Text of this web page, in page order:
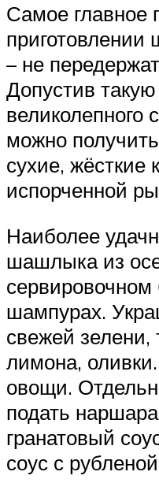
Самое главное
– не
Допустив
великолепного
можно
сухие, жёсткие
испорченной
Наиболее
шашлыка из
шампурах.
свежей зелени,
лимона,
овощи.
подать
гранатовый
соус с